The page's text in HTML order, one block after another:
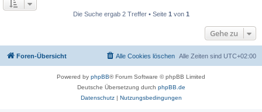
Die Suche ergab 2 Treffer • Seite 1 von 1
Gehe zu
Foren-Übersicht Alle Zeiten sind UTC+02:00
Alle Cookies löschen
Powered by phpBB® Forum Software © phpBB Limited
Deutsche Übersetzung durch phpBB.de
Datenschutz| Nutzungsbedingungen